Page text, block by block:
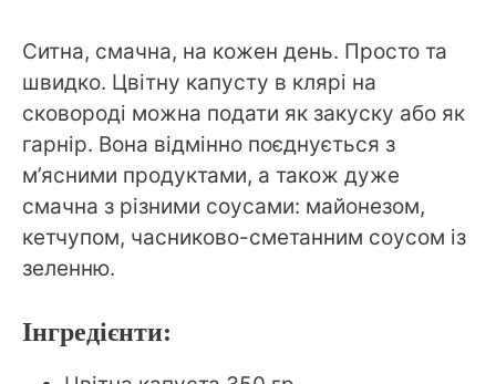
Ситна, смачна, на кожен день. Просто та
швидко. Цвітну капусту в клярі на
сковороді можна подати як закуску або як
гарнір. Вона відмінно поєднується з
м’ясними продуктами, а також дуже
смачна з різними соусами: майонезом,
кетчупом, часниково-сметанним соусом із
зеленню.
Інгредієнти: